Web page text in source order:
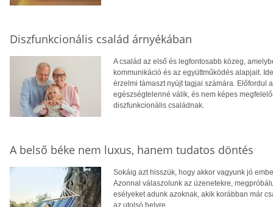
Diszfunkcionális család árnyékában
A család az első és legfontosabb közeg,
kommunikáció és az együttműködés alapjait.
érzelmi támaszt nyújt tagjai számára. Előfordul
egészségtelenné válik, és nem képes
diszfunkcionális családnak.
A belső béke nem luxus, hanem tudatos döntés
Sokáig azt hisszük, hogy akkor vagyunk jó
Azonnal válaszolunk az üzenetekre,
esélyeket adunk azoknak, akik korábban már